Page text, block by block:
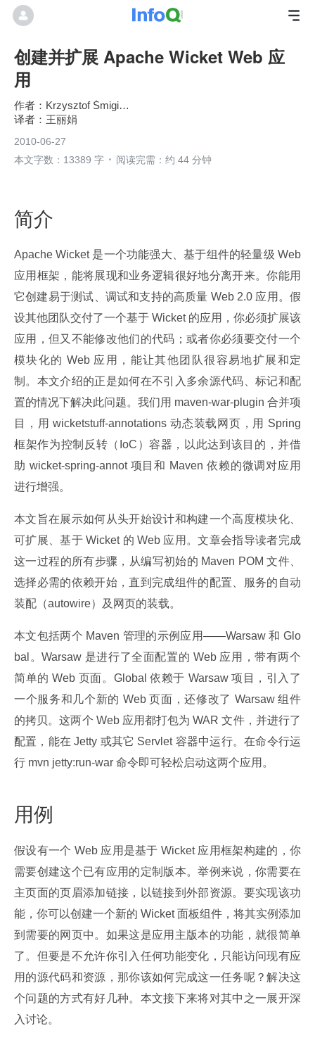
创建并扩展 Apache Wicket Web 应
用
Krzysztof Śmigielski
王丽娟
2010-06-27
本文字数：13389 字
阅读完需：约 44 分钟
简介
Apache Wicket 是一个功能强大、基于组件的轻量级 Web
应用框架，能将展现和业务逻辑很好地分离开来。你能用
它创建易于测试、调试和支持的高质量 Web 2.0 应用。假
设其他团队交付了一个基于 Wicket 的应用，你必须扩展该
应用，但又不能修改他们的代码；或者你必须要交付一个
模块化的 Web 应用，能让其他团队很容易地扩展和定
制。本文介绍的正是如何在不引入多余源代码、标记和配
置的情况下解决此问题。我们用 maven-war-plugin 合并项
目，用 wicketstuff-annotations 动态装载网页，用 Spring
框架作为控制反转（IoC）容器，以此达到该目的，并借
助 wicket-spring-annot 项目和 Maven 依赖的微调对应用
进行增强。
本文旨在展示如何从头开始设计和构建一个高度模块化、
可扩展、基于 Wicket 的 Web 应用。文章会指导读者完成
这一过程的所有步骤，从编写初始的 Maven POM 文件、
选择必需的依赖开始，直到完成组件的配置、服务的自动
装配（autowire）及网页的装载。
本文包括两个 Maven 管理的示例应用——Warsaw 和 Glo
bal。Warsaw 是进行了全面配置的 Web 应用，带有两个
简单的 Web 页面。Global 依赖于 Warsaw 项目，引入了
一个服务和几个新的 Web 页面，还修改了 Warsaw 组件
的拷贝。这两个 Web 应用都打包为 WAR 文件，并进行了
配置，能在 Jetty 或其它 Servlet 容器中运行。在命令行运
行 mvn jetty:run-war 命令即可轻松启动这两个应用。
用例
假设有一个 Web 应用是基于 Wicket 应用框架构建的，你
需要创建这个已有应用的定制版本。举例来说，你需要在
主页面的页眉添加链接，以链接到外部资源。要实现该功
能，你可以创建一个新的 Wicket 面板组件，将其实例添加
到需要的网页中。如果这是应用主版本的功能，就很简单
了。但要是不允许你引入任何功能变化，只能访问现有应
用的源代码和资源，那你该如何完成这一任务呢？解决这
个问题的方式有好几种。本文接下来将对其中之一展开深
入讨论。